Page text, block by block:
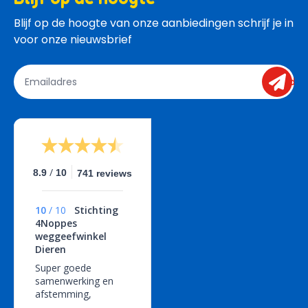
Blijf op de hoogte van onze aanbiedingen schrijf je in
voor onze nieuwsbrief
send
8.9 / 10 741 reviews
10 / 10
Stichting
4Noppes
weggeefwinkel
Dieren
Super goede
samenwerking en
afstemming,